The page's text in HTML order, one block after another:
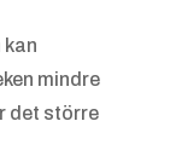
kr mindre
det större